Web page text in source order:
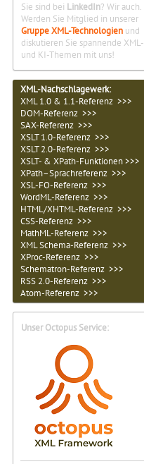
Sie sind bei LinkedIn? Wir auch.
Werden Sie Mitglied in unserer
Gruppe XML-Technologien und
diskutieren Sie spannende XML-
und KI-Themen mit uns!
XML-Nachschlagewerk:
XML 1.0 & 1.1-Referenz >>>
DOM-Referenz >>>
SAX-Referenz >>>
XSLT 1.0-Referenz >>>
XSLT 2.0-Referenz >>>
XSLT- & XPath-Funktionen >>>
XPath–Sprachreferenz >>>
XSL-FO-Referenz >>>
WordML-Referenz >>>
HTML/XHTML-Referenz >>>
CSS-Referenz >>>
MathML-Referenz >>>
XML Schema-Referenz >>>
XProc-Referenz >>>
Schematron-Referenz >>>
RSS 2.0-Referenz >>>
Atom-Referenz >>>
Unser Octopus Service: